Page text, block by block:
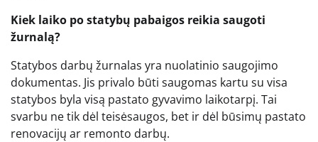
Kiek laiko po statybų pabaigos reikia saugoti
žurnalą?
Statybos darbų žurnalas yra nuolatinio saugojimo
dokumentas. Jis privalo būti saugomas kartu su visa
statybos byla visą pastato gyvavimo laikotarpį. Tai
svarbu ne tik dėl teisėsaugos, bet ir dėl būsimų pastato
renovacijų ar remonto darbų.